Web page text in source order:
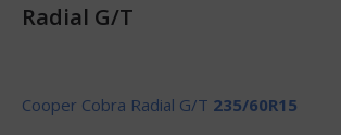
Radial G/T
Cooper Cobra Radial G/T 235/60R15